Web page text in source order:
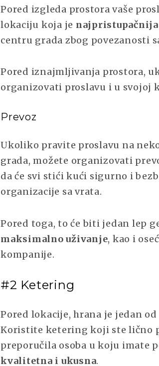
Pored izgleda prostora vaše
lokaciju koja je
centru grada zbog povezanosti
Pored iznajmljivanja prostora,
organizovati proslavu i u svojoj
Prevoz
Ukoliko pravite proslavu na
grada, možete organizovati
da će svi stići kući sigurno i
organizacije sa vrata.
Pored toga, to će biti jedan lep
maksimalno uživanje, kao i
kompanije.
#2 Ketering
Pored lokacije, hrana je jedan
Koristite ketering koji ste lično
preporučila osoba u koju imate
kvalitetna i ukusna.